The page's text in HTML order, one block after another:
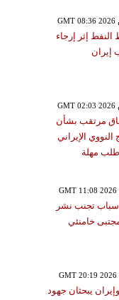
إثر إرجاء
مرتقب بشأن
الإيراني
مهلة
تجنب نشر
خامنئي
يبحثان جهود